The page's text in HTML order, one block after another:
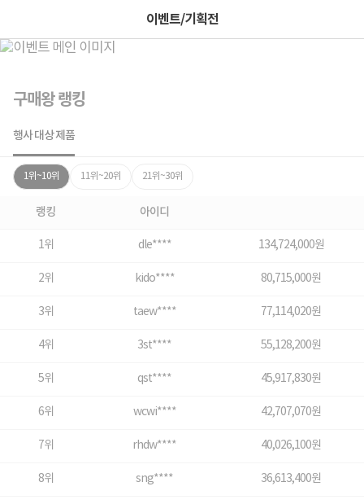
이벤트/기획전
구매왕 랭킹
행사 대상 제품
1위~10위 11위~20위 21위~30위
랭킹 아이디
1위 dle**** 134,724,000원
2위 kido**** 80,715,000원
3위 taew**** 77,114,020원
4위 3st**** 55,128,200원
5위 qst**** 45,917,830원
6위 wcwi**** 42,707,070원
7위 rhdw**** 40,026,100원
8위 sng**** 36,613,400원